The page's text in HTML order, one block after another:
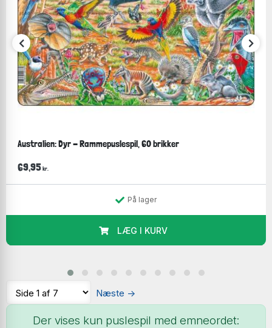
Australien: Dyr - Rammepuslespil, 60 brikker
69,95 kr.
På lager
LÆG I KURV
Næste →
Der vises kun puslespil med emneordet: